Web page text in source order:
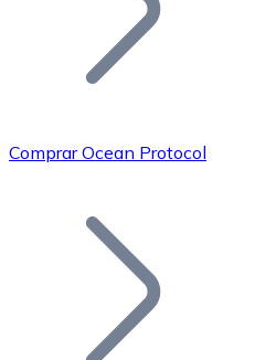
Bitcoin
Comprar Ocean Protocol